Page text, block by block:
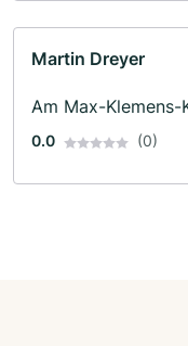
Martin Dreyer
Am Max-
0.0 (0)